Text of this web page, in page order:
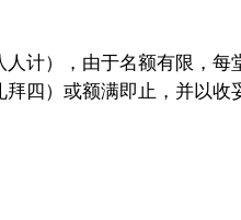
计），由于名额有限，每
四）或额满即止，并以收